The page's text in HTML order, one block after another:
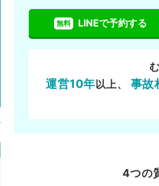
無料 LINEで予約する
運営10年以上、 事故
4つの